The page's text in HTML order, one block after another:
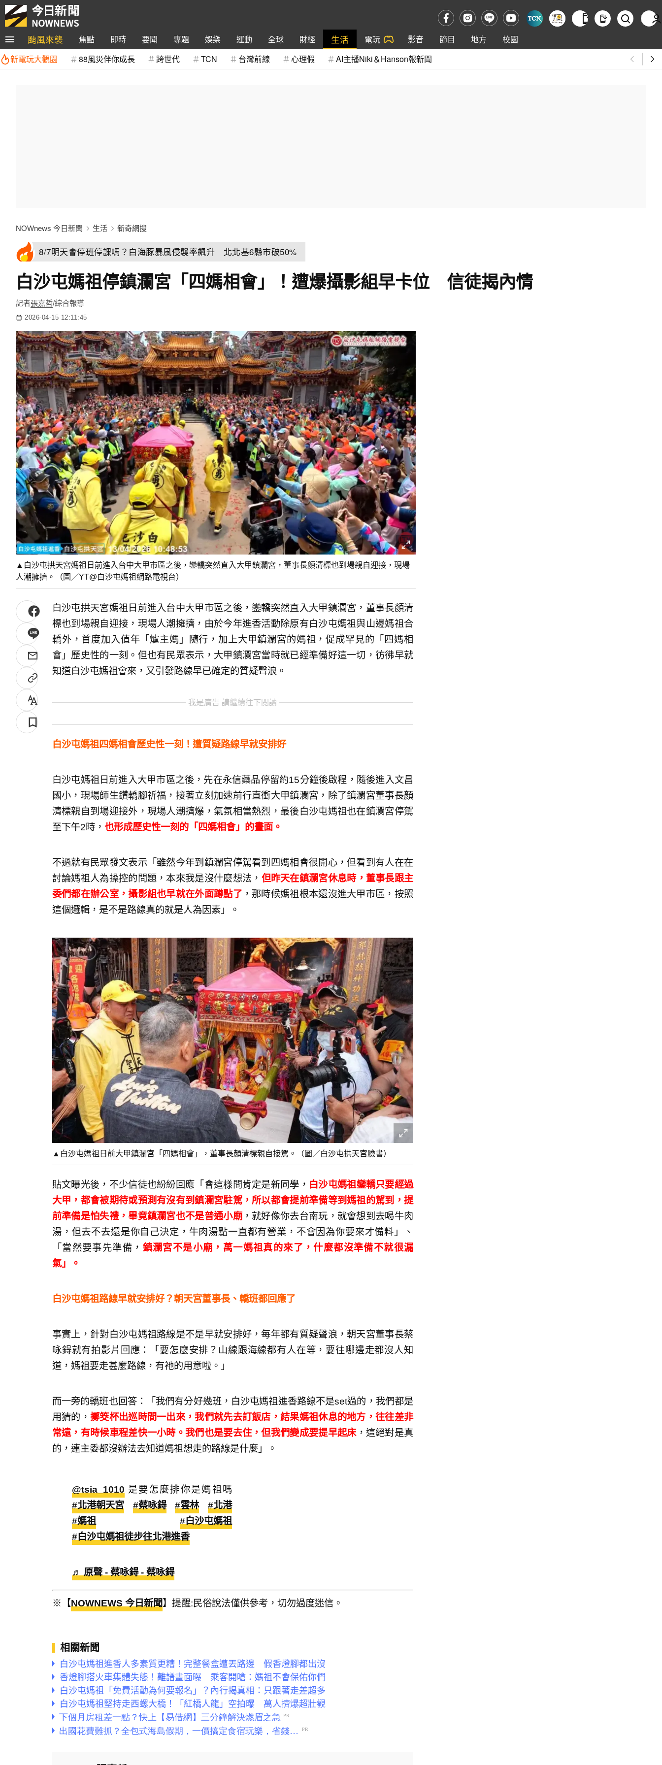
颱風來襲 焦點 即時 要聞 專題 娛樂 運動 全球 財經 生活 電玩 影音 節目 地方
校園
新電玩大觀園
88風災伴你成長 跨世代 TCN 台灣前線 心理假 AI主播Niki＆Hanson報新聞
NOWnews 今日新聞 生活 新奇網搜
8/7明天會停班停課嗎？白海豚暴風侵襲率飆升 北北基6縣市破50%
白沙屯媽祖停鎮瀾宮「四媽相會」！遭爆攝影組早卡位 信徒揭內情
記者張嘉哲/綜合報導
2026-04-15 12:11:45
▲白沙屯拱天宮媽祖日前進入台中大甲市區之後，鑾轎突然直入大甲鎮瀾宮，董事長顏清標也到場親自迎接，現場
人潮擁擠。（圖／YT@白沙屯媽祖網路電視台）
白沙屯拱天宮媽祖日前進入台中大甲市區之後，鑾轎突然直入大甲鎮瀾宮，董事長顏清
標也到場親自迎接，現場人潮擁擠，由於今年進香活動除原有白沙屯媽祖與山邊媽祖合
轎外，首度加入值年「爐主媽」隨行，加上大甲鎮瀾宮的媽祖，促成罕見的「四媽相
會」歷史性的一刻。但也有民眾表示，大甲鎮瀾宮當時就已經準備好這一切，彷彿早就
知道白沙屯媽祖會來，又引發路線早已確定的質疑聲浪。
我是廣告 請繼續往下閱讀
白沙屯媽祖四媽相會歷史性一刻！遭質疑路線早就安排好
白沙屯媽祖日前進入大甲市區之後，先在永信藥品停留約15分鐘後啟程，隨後進入文昌
國小，現場師生鑽轎腳祈福，接著立刻加速前行直衝大甲鎮瀾宮，除了鎮瀾宮董事長顏
清標親自到場迎接外，現場人潮擠爆，氣氛相當熱烈，最後白沙屯媽祖也在鎮瀾宮停駕
至下午2時， 也形成歷史性一刻的「四媽相會」的畫面。
不過就有民眾發文表示「雖然今年到鎮瀾宮停駕看到四媽相會很開心，但看到有人在在
討論媽祖人為操控的問題，本來我是沒什麼想法， 但昨天在鎮瀾宮休息時，董事長跟主
委們都在辦公室，攝影組也早就在外面蹲點了 ，那時候媽祖根本還沒進大甲市區，按照
這個邏輯，是不是路線真的就是人為因素」。
▲白沙屯媽祖日前大甲鎮瀾宮「四媽相會」，董事長顏清標親自接駕。（圖／白沙屯拱天宮臉書）
貼文曝光後，不少信徒也紛紛回應「會這樣問肯定是新同學， 白沙屯媽祖鑾轎只要經過
大甲，都會被期待或預測有沒有到鎮瀾宮駐駕，所以都會提前準備等到媽祖的駕到，提
前準備是怕失禮，畢竟鎮瀾宮也不是普通小廟，就好像你去台南玩，就會想到去喝牛肉
湯，但去不去還是你自己決定，牛肉湯點一直都有營業，不會因為你要來才備料」、
「當然要事先準備， 鎮瀾宮不是小廟，萬一媽祖真的來了，什麼都沒準備不就很漏
氣」。
白沙屯媽祖路線早就安排好？朝天宮董事長、轎班都回應了
事實上，針對白沙屯媽祖路線是不是早就安排好，每年都有質疑聲浪，朝天宮董事長蔡
咏鍀就有拍影片回應：「要怎麼安排？山線跟海線都有人在等，要往哪邊走都沒人知
道，媽祖要走甚麼路線，有祂的用意啦。」
而一旁的轎班也回答：「我們有分好幾班，白沙屯媽祖進香路線不是set過的，我們都是
用猜的，擲筊杯出巡時間一出來，我們就先去訂飯店，結果媽祖休息的地方，往往差非
常遠，有時候車程差快一小時。我們也是要去住，但我們變成要提早起床，這絕對是真
的，連主委都沒辦法去知道媽祖想走的路線是什麼」。
@tsia_1010 是要怎麼排你是媽祖嗎
#北港朝天宮
#蔡咏鍀 #雲林
#北港
#媽祖
#白沙屯媽祖
#白沙屯媽祖徒步往北港進香
♬ 原聲 - 蔡咏鍀 - 蔡咏鍀
※【NOWNEWS 今日新聞】提醒:民俗說法僅供參考，切勿過度迷信。
相關新聞
白沙屯媽祖進香人多素質更糟！完整餐盒遭丟路邊 假香燈腳都出沒
香燈腳搭火車集體失態！離譜畫面曝 乘客開嗆：媽祖不會保佑你們
白沙屯媽祖「免費活動為何要報名」？內行揭真相：只跟著走差超多
白沙屯媽祖堅持走西螺大橋！「紅橋人龍」空拍曝 萬人擠爆超壯觀